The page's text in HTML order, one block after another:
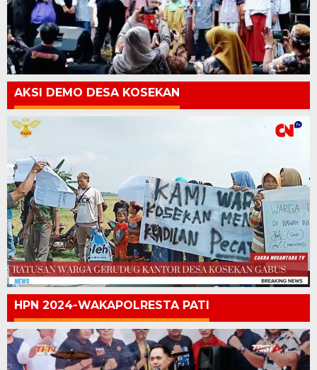
AKSI DEMO DESA KOSEKAN
HPN 2024-WAKAPOLRESTA PATI